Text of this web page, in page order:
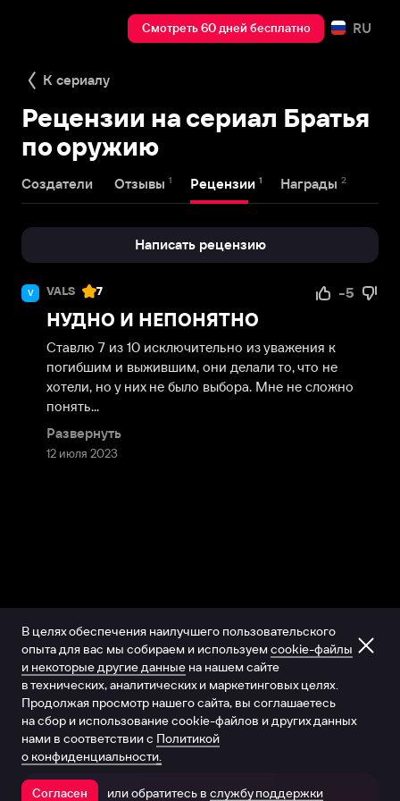
Смотреть 60 дней бесплатно RU
К сериалу
Рецензии на сериал Братья
по оружию
Создатели Отзывы 1 Рецензии 1 Награды 2
Написать рецензию
V VALS
12 июля 2023
7 -5
НУДНО И НЕПОНЯТНО
Ставлю 7 из 10 исключительно из уважения к
погибшим и выжившим, они делали то, что не
хотели, но у них не было выбора. Мне не сложно
понять...
Развернуть
Открыть в приложении
В целях обеспечения наилучшего пользовательского
опыта для вас мы собираем и используем cookie-файлы
и некоторые другие данные на нашем сайте
в технических, аналитических и маркетинговых целях.
Продолжая просмотр нашего сайта, вы соглашаетесь
на сбор и использование cookie-файлов и других данных
нами в соответствии с Политикой
о конфиденциальности.
Согласен или обратитесь в службу поддержки